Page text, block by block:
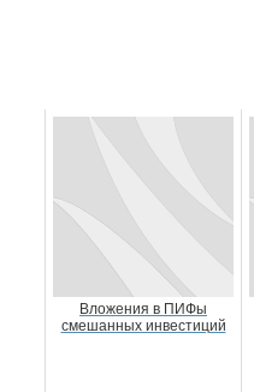
Вложения в ПИФы
смешанных инвестиций